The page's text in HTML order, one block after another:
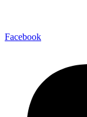
Facebook